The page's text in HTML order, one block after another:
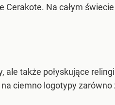
Cerakote. Na całym
także połyskujące
ciemno logotypy zarówno